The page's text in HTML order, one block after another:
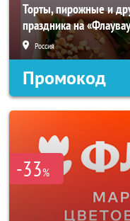
Торты, пирожные и
праздника на
Россия
Промокод
-33%